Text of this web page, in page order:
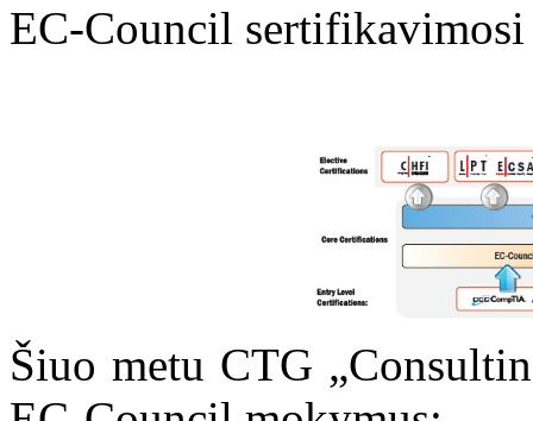
EC-Council
Šiuo metu CTG